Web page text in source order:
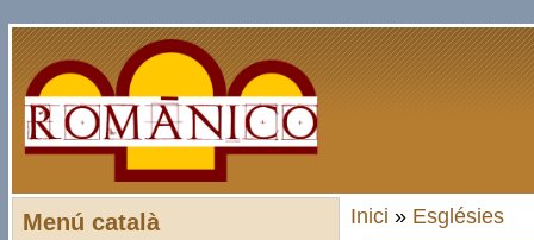
Vés al contingut
Menú català Esteu aquí
Inici » Esglésies